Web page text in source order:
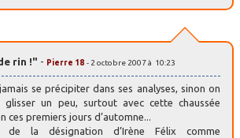
rin !" - Pierre 18 - 2 octobre 2007 à 10:23
se précipiter dans ses analyses, sinon on
glisser un peu, surtout avec cette chaussée
ces premiers jours d’automne...
de la désignation d’Irène Félix comme